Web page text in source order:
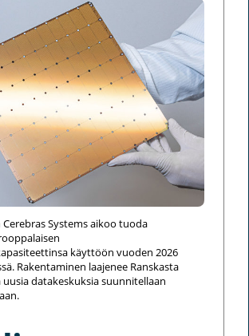
Systems aikoo tuoda
käyttöön vuoden 2026
Rakentaminen laajenee Ranskasta
uusia datakeskuksia suunnitellaan